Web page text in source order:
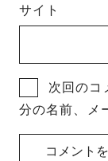
サイト
次回のコ
分の名前、メ